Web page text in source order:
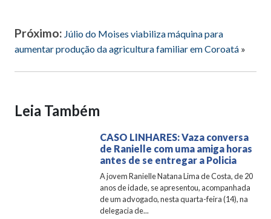
Próximo: Júlio do Moises viabiliza máquina para
aumentar produção da agricultura familiar em Coroatá »
Leia Também
CASO LINHARES: Vaza conversa
de Ranielle com uma amiga horas
antes de se entregar a Policia
A jovem Ranielle Natana Lima de Costa, de 20
anos de idade, se apresentou, acompanhada
de um advogado, nesta quarta-feira (14), na
delegacia de...